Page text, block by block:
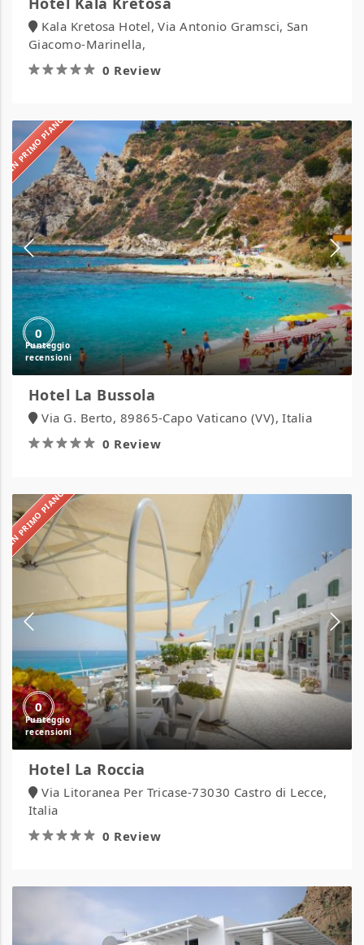
Kala Kretosa Hotel, Via Antonio Gramsci, San
Giacomo-Marinella,
0 Review
IN PRIMO PIANO
0
Hotel
La
Bussola
Hotel La Bussola
Via G. Berto, 89865-Capo Vaticano (VV), Italia
0 Review
IN PRIMO PIANO
0
Hotel
Roccia
Hotel La Roccia
Via Litoranea Per Tricase-73030 Castro di Lecce,
Italia
0 Review
Terrazza